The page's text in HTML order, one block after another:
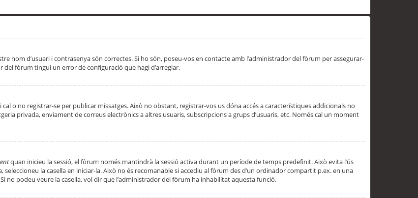
nom d’usuari i contrasenya són correctes. Si ho són, poseu-vos en contacte amb l’administrador del fòrum per assegurar-
fòrum tingui un error de configuració que hagi d’arreglar.
o no registrar-se per publicar missatges. Això no obstant, registrar-vos us dóna accés a característiques addicionals no
privada, enviament de correus electrònics a altres usuaris, subscripcions a grups d’usuaris, etc. Només cal un moment
quan inicieu la sessió, el fòrum només mantindrà la sessió activa durant un període de temps predefinit. Això evita l’ús
la casella en iniciar-la. Això no és recomanable si accediu al fòrum des d’un ordinador compartit p.ex. en una
no podeu veure la casella, vol dir que l’administrador del fòrum ha inhabilitat aquesta funció.